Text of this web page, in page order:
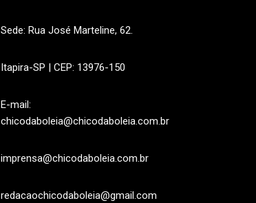
Sede: Rua José Marteline, 62.
Itapira-SP | CEP: 13976-150
E-mail:
chicodaboleia@chicodaboleia.com.br
imprensa@chicodaboleia.com.br
redacaochicodaboleia@gmail.com